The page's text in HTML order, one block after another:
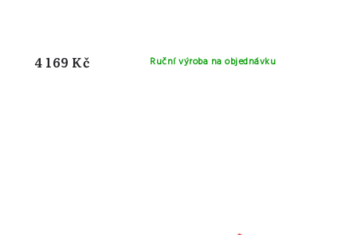
Ruční výroba na objednávku
4 169 Kč